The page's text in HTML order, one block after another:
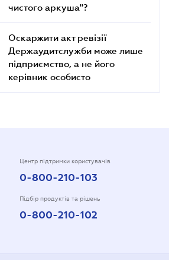
чистого аркуша"?
Оскаржити акт ревізії
Держаудитслужби може лише
підприємство, а не його
керівник особисто
Центр підтримки користувачів
0-800-210-103
Підбір продуктів та рішень
0-800-210-102